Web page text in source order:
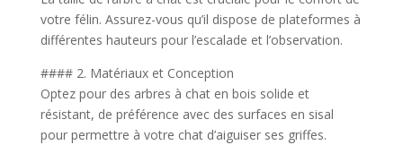
votre félin. Assurez-vous qu’il dispose de plateformes à
différentes hauteurs pour l’escalade et l’observation.
#### 2. Matériaux et Conception
Optez pour des arbres à chat en bois solide et
résistant, de préférence avec des surfaces en sisal
pour permettre à votre chat d’aiguiser ses griffes.